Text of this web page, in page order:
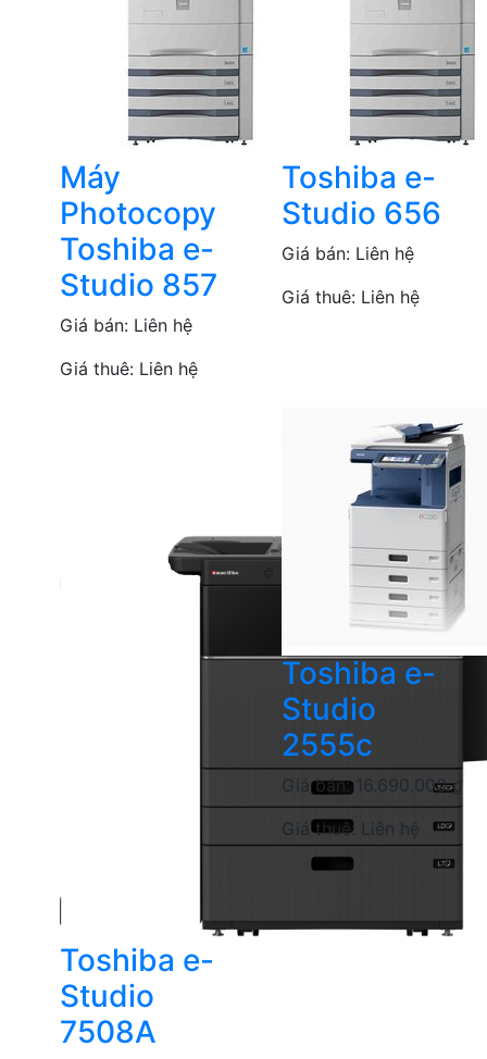
Máy
Photocopy
Toshiba e-
Studio 857
Giá bán: Liên hệ
Giá thuê: Liên hệ
Toshiba e-
Studio 656
Giá bán: Liên hệ
Giá thuê: Liên hệ
Toshiba e-
Studio
7508A
Toshiba e-
Studio
2555c
Giá bán:16.690.000₫
Giá thuê: Liên hệ